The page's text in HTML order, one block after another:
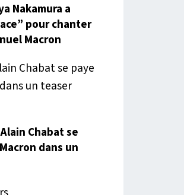
Nakamura a
pour chanter
Macron
Chabat se
dans un